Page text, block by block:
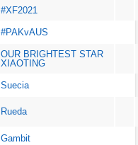
#XF2021
#PAKvAUS
OUR BRIGHTEST STAR
XIAOTING
Suecia
Rueda
Gambit